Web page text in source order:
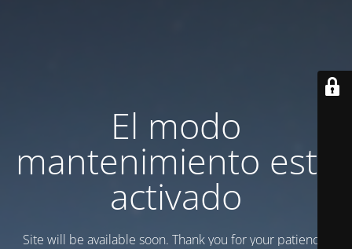
El modo
mantenimiento está
activado
Site will be available soon. Thank you for your patience!